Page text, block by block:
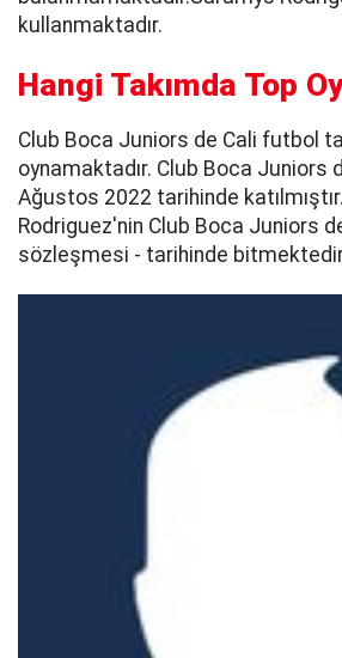
kullanmaktadır.
Hangi Takımda Top
Club Boca Juniors de Cali futbol
oynamaktadır. Club Boca Juniors
Ağustos 2022 tarihinde
Rodriguez'nin Club Boca Juniors
sözleşmesi - tarihinde